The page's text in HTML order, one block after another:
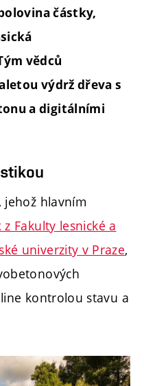
částky,
vědců
výdrž dřeva s
a digitálními
hlavním
z Fakulty lesnické a
univerzity v Praze,
kontrolou stavu a